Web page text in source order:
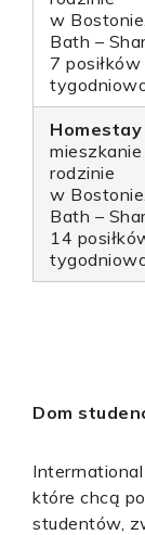
w Bostonie.
Bath –
7 posiłków
Homestay
rodzinie
w Bostonie.
Bath –
14
Dom
które chcą
studentów,